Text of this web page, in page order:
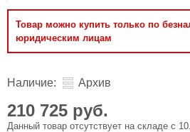
Товар можно купить только по
юридическим лицам
Наличие: Архив
210 725 руб.
Данный товар отсутствует на складе с